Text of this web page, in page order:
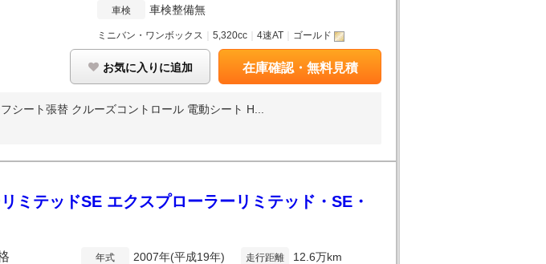
車検 車検整備無
ミニバン・ワンボックス 5,320cc 4速AT ゴールド
お気に入りに追加 在庫確認・無料見積
シート張替 クルーズコントロール 電動シート H...
ミテッドSE エクスプローラーリミテッド・SE・
年式 2007年(平成19年) 走行距離 12.6万km